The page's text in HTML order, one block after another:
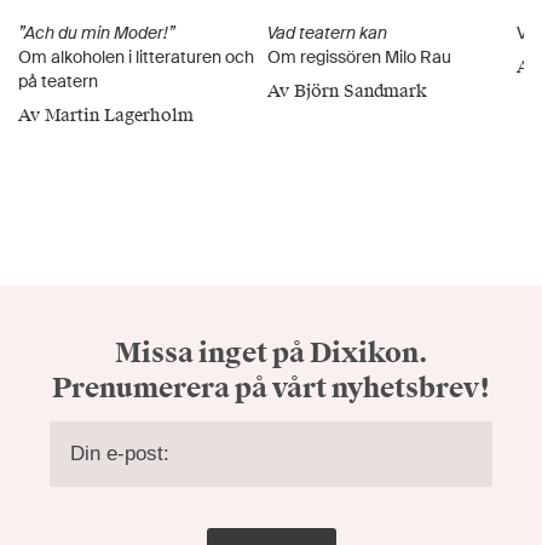
”Ach du min Moder!”
Om alkoholen i litteraturen och
på teatern
Av Martin Lagerholm
Vad teatern kan
Om regissören Milo Rau
Av Björn Sandmark
Missa inget på Dixikon.
Prenumerera på vårt nyhetsbrev!